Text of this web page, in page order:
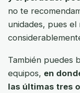
no te
unidades, pues el
También puedes
equipos, en
las últimas tres